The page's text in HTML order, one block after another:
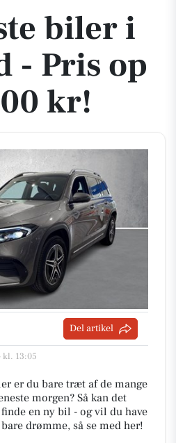
biler i
- Pris op
kr!
Del artikel
kl. 13:05
er du bare træt af de mange
morgen? Så kan det
en ny bil - og vil du have
drømme, så se med her!